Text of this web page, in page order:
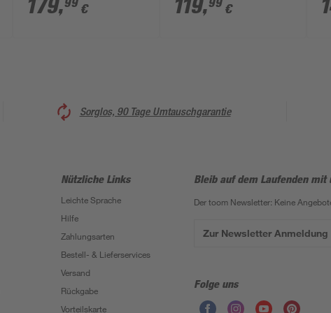
179,99 € 119,99 €
Sorglos, 90 Tage Umtauschgarantie
Nützliche Links
Leichte Sprache
Hilfe
Zahlungsarten
Bestell- & Lieferservices
Versand
Rückgabe
Vorteilskarte
Bleib auf dem Laufenden
Der toom Newsletter: Keine
Zur Newsletter Anmeldung
Folge uns